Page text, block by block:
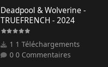
Deadpool & Wolverine -
TRUEFRENCH - 2024
1 Téléchargements
0 Commentaires